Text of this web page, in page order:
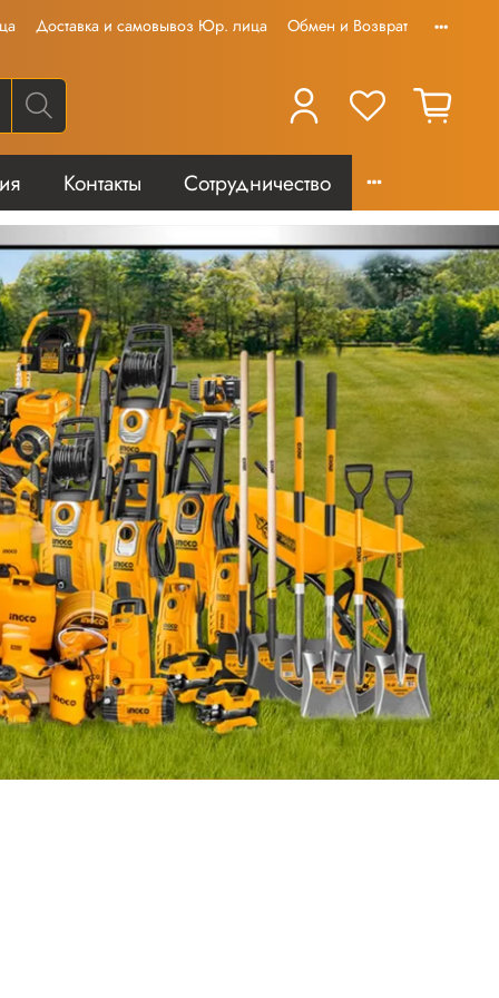
Доставка и самовывоз Юр. лица Обмен и Возврат
Контакты Сотрудничество